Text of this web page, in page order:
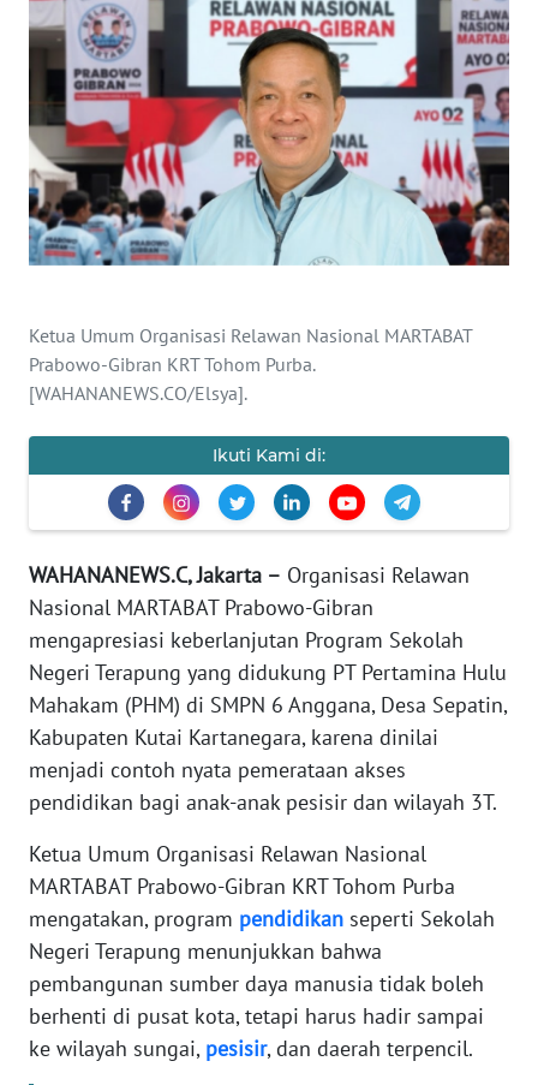
Ketua Umum Organisasi Relawan Nasional MARTABAT
Prabowo-Gibran KRT Tohom Purba.
[WAHANANEWS.CO/Elsya].
Ikuti Kami di:
WAHANANEWS.C, Jakarta – Organisasi Relawan
Nasional MARTABAT Prabowo-Gibran
mengapresiasi keberlanjutan Program Sekolah
Negeri Terapung yang didukung PT Pertamina Hulu
Mahakam (PHM) di SMPN 6 Anggana, Desa Sepatin,
Kabupaten Kutai Kartanegara, karena dinilai
menjadi contoh nyata pemerataan akses
pendidikan bagi anak-anak pesisir dan wilayah 3T.
Ketua Umum Organisasi Relawan Nasional
MARTABAT Prabowo-Gibran KRT Tohom Purba
mengatakan, program pendidikan seperti Sekolah
Negeri Terapung menunjukkan bahwa
pembangunan sumber daya manusia tidak boleh
berhenti di pusat kota, tetapi harus hadir sampai
ke wilayah sungai, pesisir, dan daerah terpencil.
KESEHATAN
INTERNASIONAL
SERBA-SERBI
PENDIDIKAN
OPINI
INDEKS
KONTAK
KAMI
INFO
IKLAN
KAMI
PEDOMAN
MEDIA
SIBER
REDAKSI